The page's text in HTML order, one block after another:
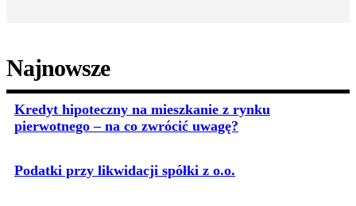
Najnowsze
Kredyt hipoteczny na mieszkanie z rynku
pierwotnego – na co zwrócić uwagę?
Podatki przy likwidacji spółki z o.o.